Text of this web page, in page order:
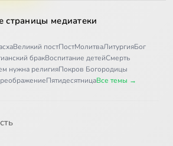
страницы медиатеки
Великий постПостМолитваЛитургияБог
бракВоспитание детейСмерть
нужна религияПокров Богородицы
ПятидесятницаВсе темы →